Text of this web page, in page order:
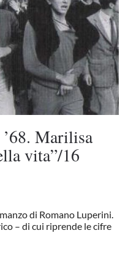
Marilisa
vita”/16
di Romano Luperini.
– di cui riprende le cifre